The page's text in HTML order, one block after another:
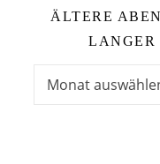
ÄLTERE